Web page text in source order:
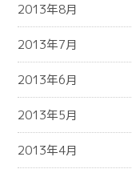
2013年8月
2013年7月
2013年6月
2013年5月
2013年4月